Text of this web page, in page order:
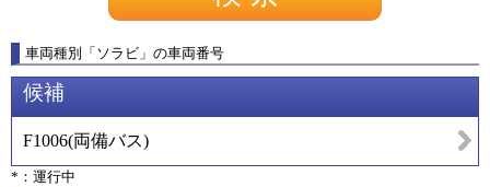
車両種別 「 ソラビ 」 の車両番号
候補
F1006(両備バス)
*：運行中